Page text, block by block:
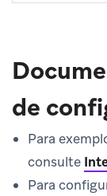
de
Para
consulte
Para